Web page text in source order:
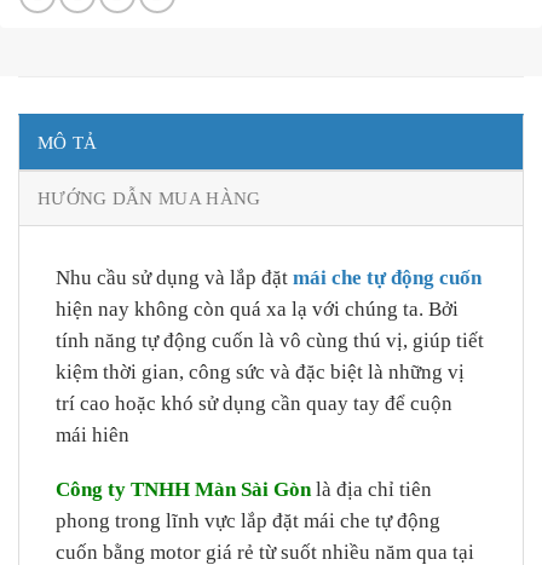
MÔ TẢ
HƯỚNG DẪN MUA HÀNG
Nhu cầu sử dụng và lắp đặt mái che tự động cuốn
hiện nay không còn quá xa lạ với chúng ta. Bởi
tính năng tự động cuốn là vô cùng thú vị, giúp tiết
kiệm thời gian, công sức và đặc biệt là những vị
trí cao hoặc khó sử dụng cần quay tay để cuộn
mái hiên
Công ty TNHH Màn Sài Gòn là địa chỉ tiên
phong trong lĩnh vực lắp đặt mái che tự động
cuốn bằng motor giá rẻ từ suốt nhiều năm qua tại